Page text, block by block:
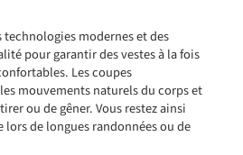
modernes et des
pour garantir des vestes à la fois
Les coupes
mouvements naturels du corps et
ou de gêner. Vous restez ainsi
lors de longues randonnées ou de